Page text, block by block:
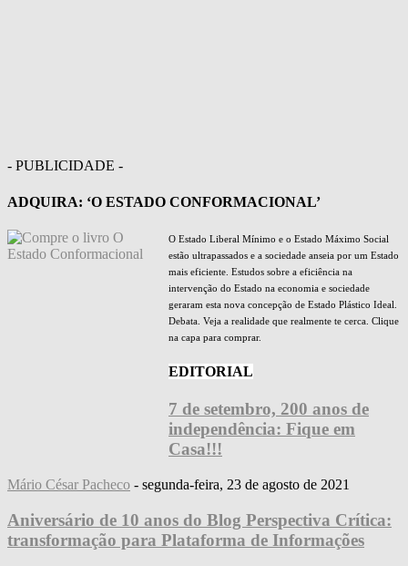
- PUBLICIDADE -
ADQUIRA: ‘O ESTADO CONFORMACIONAL’
O Estado Liberal Mínimo e o Estado Máximo Social
estão ultrapassados e a sociedade anseia por um Estado
mais eficiente. Estudos sobre a eficiência na
intervenção do Estado na economia e sociedade
geraram esta nova concepção de Estado Plástico Ideal.
Debata. Veja a realidade que realmente te cerca. Clique
na capa para comprar.
EDITORIAL
7 de setembro, 200 anos de
independência: Fique em
Casa!!!
Mário César Pacheco - segunda-feira, 23 de agosto de 2021
Aniversário de 10 anos do Blog Perspectiva Crítica:
transformação para Plataforma de Informações